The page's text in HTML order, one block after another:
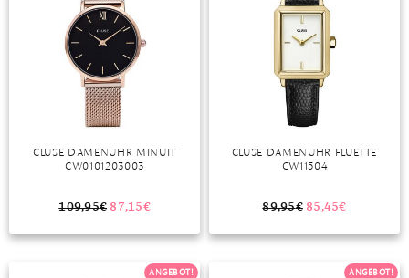
CLUSE DAMENUHR MINUIT
CW0101203003
109,95€ 87,15€
CLUSE DAMENUHR FLUETTE
CW11504
89,95€ 85,45€
ANGEBOT! ANGEBOT!